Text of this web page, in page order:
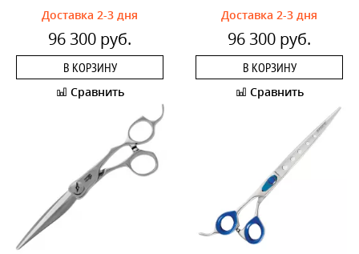
Доставка 2-3 дня
96 300 руб.
В КОРЗИНУ
Сравнить
Доставка 2-3 дня
96 300 руб.
В КОРЗИНУ
Сравнить